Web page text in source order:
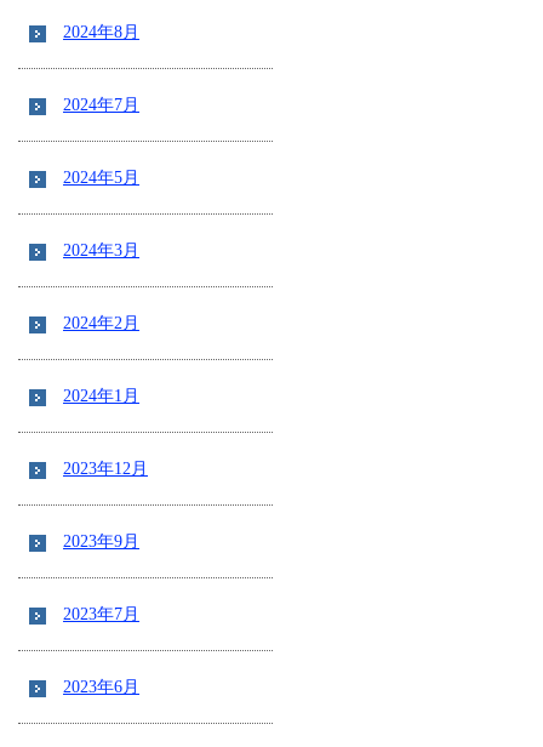
2024年8月
2024年7月
2024年5月
2024年3月
2024年2月
2024年1月
2023年12月
2023年9月
2023年7月
2023年6月